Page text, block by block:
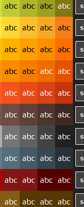
abc abc abc abc
abc abc abc abc
abc abc abc abc
abc abc abc abc
abc abc abc abc
abc abc abc abc
abc abc abc abc
abc abc abc abc
abc abc abc abc
abc abc abc abc